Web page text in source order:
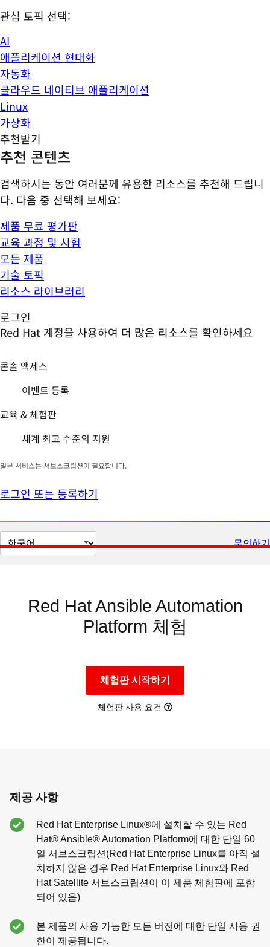
관심 토픽 선택:
AI
애플리케이션 현대화
자동화
클라우드 네이티브 애플리케이션
Linux
가상화
추천받기
추천 콘텐츠
검색하시는 동안 여러분께 유용한 리소스를 추천해 드립니
다. 다음 중 선택해 보세요:
제품 무료 평가판
교육 과정 및 시험
모든 제품
기술 토픽
리소스 라이브러리
로그인
Red Hat 계정을 사용하여 더 많은 리소스를 확인하세요
콘솔 액세스
이벤트 등록
교육 & 체험판
세계 최고 수준의 지원
일부 서비스는 서브스크립션이 필요합니다.
로그인 또는 등록하기
페
이
문의하기